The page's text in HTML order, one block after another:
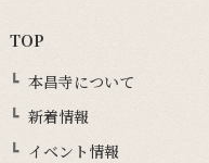
TOP
本昌寺について
新着情報
イベント情報